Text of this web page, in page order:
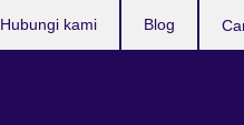
Hubungi kami Blog